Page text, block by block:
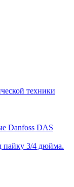
техники
Danfoss DAS
пайку 3/4 дюйма.